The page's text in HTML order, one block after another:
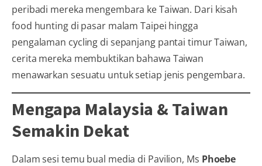
peribadi mereka mengembara ke Taiwan. Dari kisah
food hunting di pasar malam Taipei hingga
pengalaman cycling di sepanjang pantai timur Taiwan,
cerita mereka membuktikan bahawa Taiwan
menawarkan sesuatu untuk setiap jenis pengembara.
Mengapa Malaysia & Taiwan
Semakin Dekat
Dalam sesi temu bual media di Pavilion, Ms Phoebe